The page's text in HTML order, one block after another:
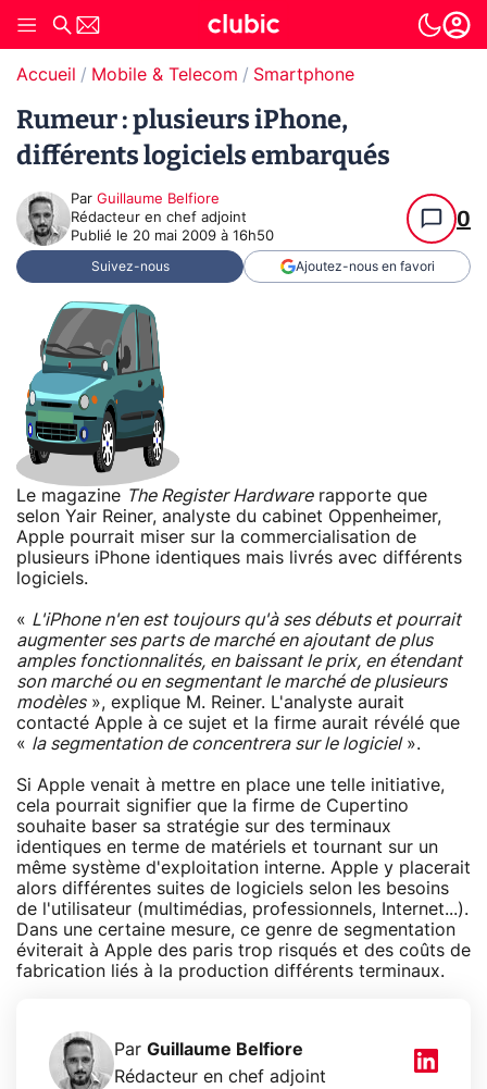
Accueil Mobile & Telecom Smartphone
Rumeur : plusieurs iPhone,
différents logiciels embarqués
Par Guillaume Belfiore
Rédacteur en chef adjoint
Publié le 20 mai 2009 à 16h50
0
Suivez-nous Ajoutez-nous en favori
Le magazine The Register Hardwarerapporte que
selon Yair Reiner, analyste du cabinet Oppenheimer,
Apple pourrait miser sur la commercialisation de
plusieurs iPhone identiques mais livrés avec différents
logiciels.
« L'iPhone n'en est toujours qu'à ses débuts et pourrait
augmenter ses parts de marché en ajoutant de plus
amples fonctionnalités, en baissant le prix, en étendant
son marché ou en segmentant le marché de plusieurs
modèles», explique M. Reiner. L'analyste aurait
contacté Apple à ce sujet et la firme aurait révélé que
« la segmentation de concentrera sur le logiciel».
Si Apple venait à mettre en place une telle initiative,
cela pourrait signifier que la firme de Cupertino
souhaite baser sa stratégie sur des terminaux
identiques en terme de matériels et tournant sur un
même système d'exploitation interne. Apple y placerait
alors différentes suites de logiciels selon les besoins
de l'utilisateur (multimédias, professionnels, Internet...).
Dans une certaine mesure, ce genre de segmentation
éviterait à Apple des paris trop risqués et des coûts de
fabrication liés à la production différents terminaux.
Par Guillaume Belfiore
Rédacteur en chef adjoint